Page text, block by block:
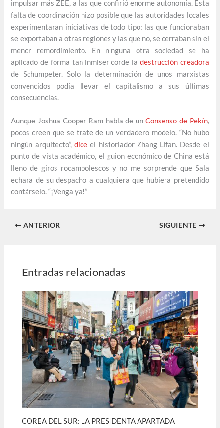
impulsar más ZEE, a las que confirió enorme autonomía. Esta
falta de coordinación hizo posible que las autoridades locales
experimentaran iniciativas de todo tipo: las que funcionaban
se exportaban a otras regiones y las que no, se cerraban sin el
menor remordimiento. En ninguna otra sociedad se ha
aplicado de forma tan inmisericorde la destrucción creadora
de Schumpeter. Solo la determinación de unos marxistas
convencidos podía llevar el capitalismo a sus últimas
consecuencias.
Aunque Joshua Cooper Ram habla de unConsenso de Pekín,
pocos creen que se trate de un verdadero modelo. “No hubo
ningún arquitecto”, diceel historiador Zhang Lifan. Desde el
punto de vista académico, el guion económico de China está
lleno de giros rocambolescos y no me sorprende que Sala
echara de su despacho a cualquiera que hubiera pretendido
contárselo. “¡Venga ya!”
ANTERIOR SIGUIENTE
Entradas relacionadas
COREA DEL SUR: LA PRESIDENTA APARTADA